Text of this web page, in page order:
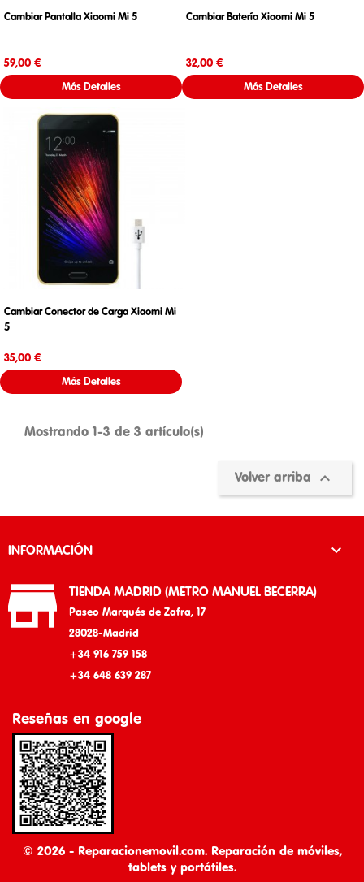
Cambiar Pantalla Xiaomi Mi 5
59,00 €
Más Detalles
Cambiar Batería Xiaomi Mi 5
32,00 €
Más Detalles
Cambiar Conector de Carga Xiaomi Mi
5
35,00 €
Más Detalles
Mostrando 1-3 de 3 artículo(s)
Volver arriba 
INFORMACIÓN 
 TIENDA MADRID (METRO MANUEL BECERRA)
Paseo Marqués de Zafra, 17
28028-Madrid
+34 916 759 158
+34 648 639 287
Reseñas en google
© 2026 - Reparacionemovil.com. Reparación de móviles,
tablets y portátiles.